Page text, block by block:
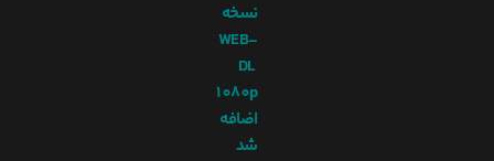
نسخه
WEB-
DL
1080p
اضافه
شد